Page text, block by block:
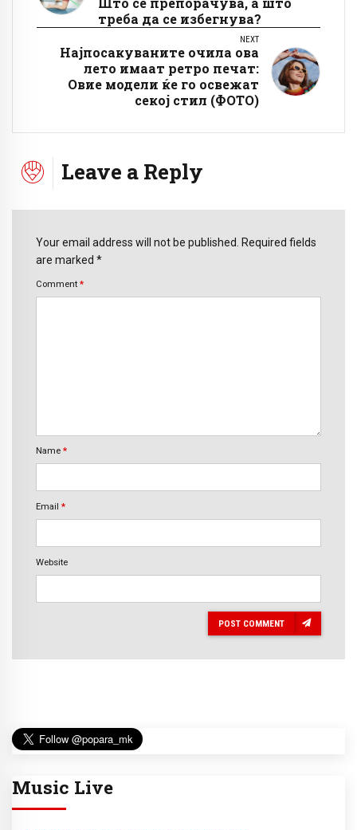
треба да се избегнува?
NEXT
Најпосакуваните очила ова
лето имаат ретро печат:
Овие модели ќе го освежат
секој стил (ФОТО)
Leave a Reply
Your email address will not be published. Required fields
are marked *
Comment *
Name *
Email *
Website
POST COMMENT
Music Live